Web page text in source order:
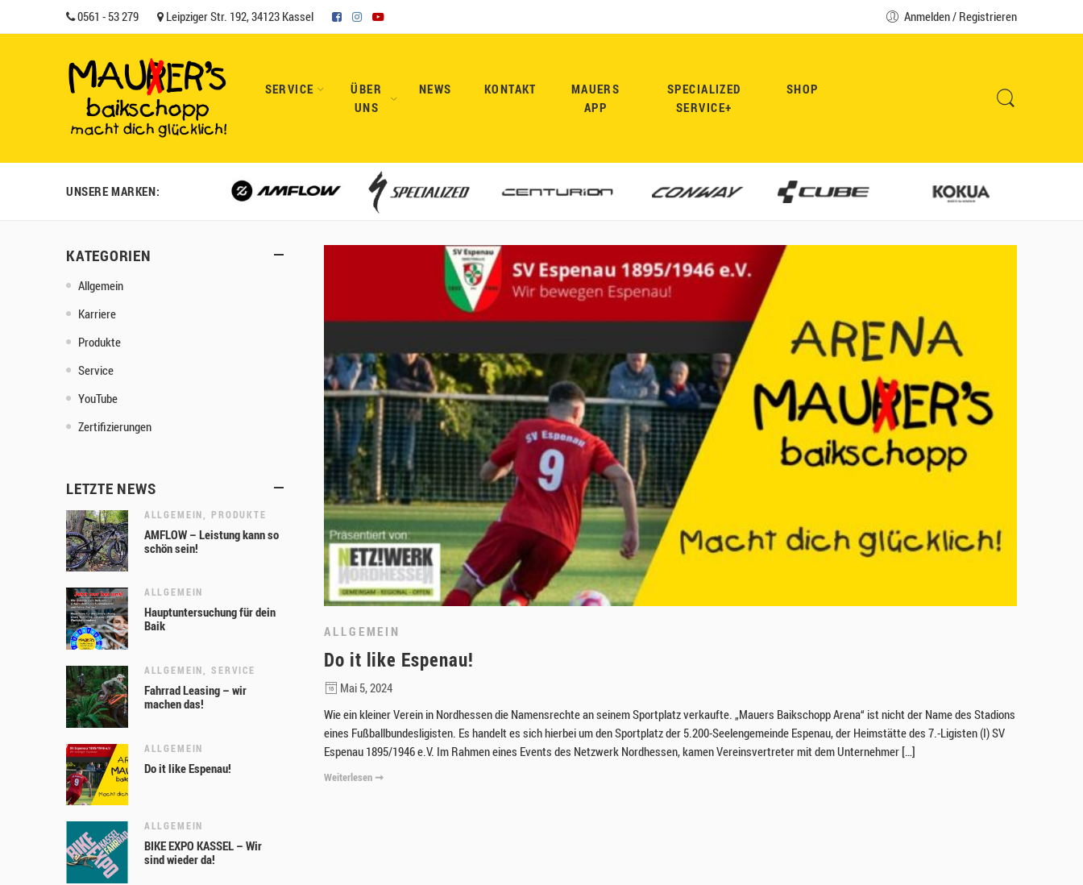
0561 - 53 279 Leipziger Str. 192, 34123 Kassel Anmelden / Registrieren
SERVICE
ÜBER
UNS
NEWS KONTAKT
MAUERS
APP
SPECIALIZED
SERVICE+
SHOP
UNSERE MARKEN:
ALLGEMEIN
Do it like Espenau!
Mai 5, 2024
Wie ein kleiner Verein in Nordhessen die Namensrechte an seinem Sportplatz verkaufte. „Mauers Baikschopp Arena“ ist nicht der Name des Stadions
eines Fußballbundesligisten. Es handelt es sich hierbei um den Sportplatz der 5.200-Seelengemeinde Espenau, der Heimstätte des 7.-Ligisten (I) SV
Espenau 1895/1946 e.V. Im Rahmen eines Events des Netzwerk Nordhessen, kamen Vereinsvertreter mit dem Unternehmer […]
Weiterlesen ➞
KATEGORIEN
Allgemein
Karriere
Produkte
Service
YouTube
Zertifizierungen
LETZTE NEWS
ALLGEMEIN, PRODUKTE
AMFLOW – Leistung kann so
schön sein!
ALLGEMEIN
Hauptuntersuchung für dein
Baik
ALLGEMEIN, SERVICE
Fahrrad Leasing – wir
machen das!
ALLGEMEIN
Do it like Espenau!
ALLGEMEIN
BIKE EXPO KASSEL – Wir
sind wieder da!